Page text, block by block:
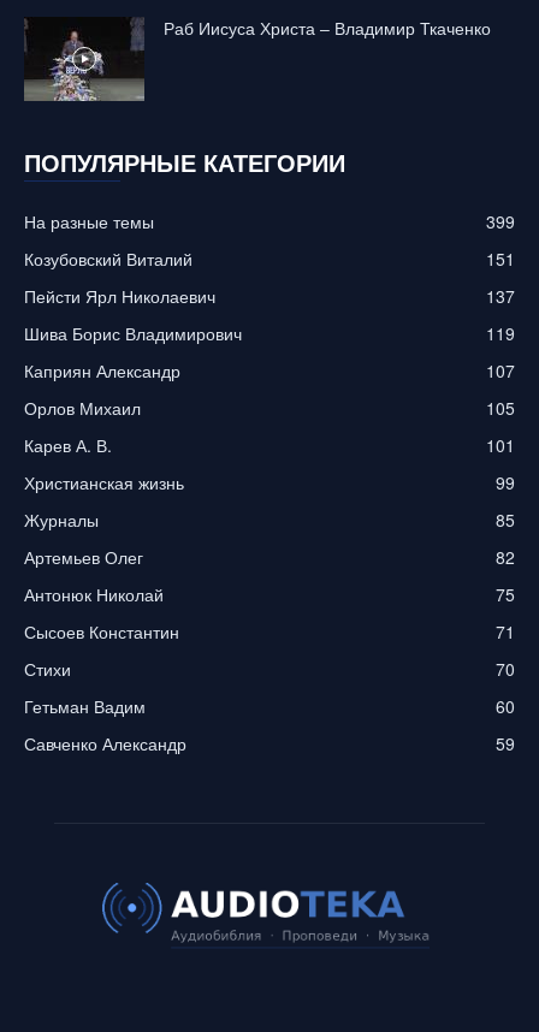
Раб Иисуса Христа – Владимир Ткаченко
ПОПУЛЯРНЫЕ КАТЕГОРИИ
На разные темы
399
Козубовский Виталий
151
Пейсти Ярл Николаевич
137
Шива Борис Владимирович
119
Каприян Александр
107
Орлов Михаил
105
Карев А. В.
101
Христианская жизнь
99
Журналы
85
Артемьев Олег
82
Антонюк Николай
75
Сысоев Константин
71
Стихи
70
Гетьман Вадим
60
Савченко Александр
59